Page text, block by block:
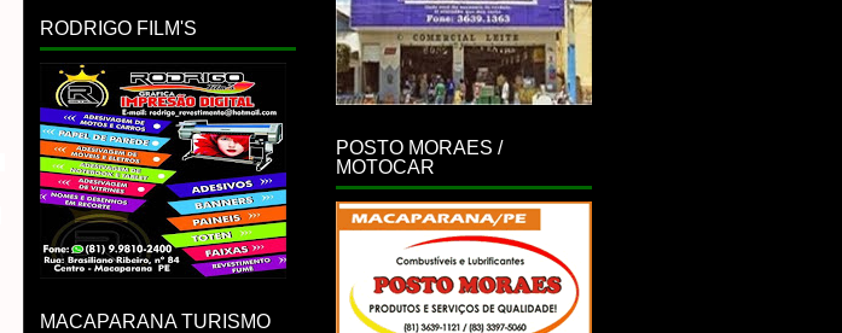
RODRIGO FILM'S
MACAPARANA TURISMO
POSTO MORAES /
MOTOCAR